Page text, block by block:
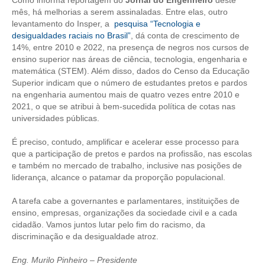
CONTATO
CURSOS
ENGENHEIRO EMPREENDEDOR
SEESP EDUCAÇÃO
PLATAFORMAS GRATUITAS
BENEFÍCIOS
APOSENTADORIA
PLANO DE SAÚDE
SEESPPREV
CONSÓRCIOS
mês, há melhorias a serem assinaladas. Entre elas, outro
levantamento do Insper, a pesquisa “Tecnologia e
desigualdades raciais no Brasil” , dá conta de crescimento de
14%, entre 2010 e 2022, na presença de negros nos cursos de
ensino superior nas áreas de ciência, tecnologia, engenharia e
matemática (STEM). Além disso, dados do Censo da Educação
Superior indicam que o número de estudantes pretos e pardos
na engenharia aumentou mais de quatro vezes entre 2010 e
2021, o que se atribui à bem-sucedida política de cotas nas
universidades públicas.
É preciso, contudo, amplificar e acelerar esse processo para
que a participação de pretos e pardos na profissão, nas escolas
e também no mercado de trabalho, inclusive nas posições de
liderança, alcance o patamar da proporção populacional.
A tarefa cabe a governantes e parlamentares, instituições de
ensino, empresas, organizações da sociedade civil e a cada
cidadão. Vamos juntos lutar pelo fim do racismo, da
discriminação e da desigualdade atroz.
Eng. Murilo Pinheiro – Presidente